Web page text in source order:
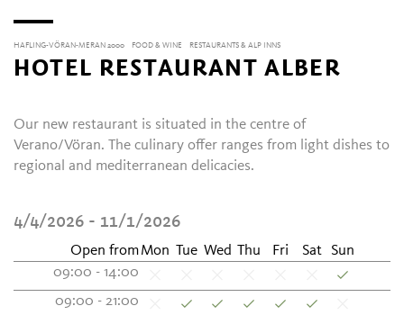
HAFLING-VÖRAN-MERAN 2000 FOOD & WINE RESTAURANTS & ALP INNS
HOTEL RESTAURANT ALBER
Our new restaurant is situated in the centre of
Verano/Vöran. The culinary offer ranges from light dishes to
regional and mediterranean delicacies.
4/4/2026 - 11/1/2026
Open fromMon Tue Wed Thu Fri Sat
Sun
09:00 - 14:00
09:00 - 21:00